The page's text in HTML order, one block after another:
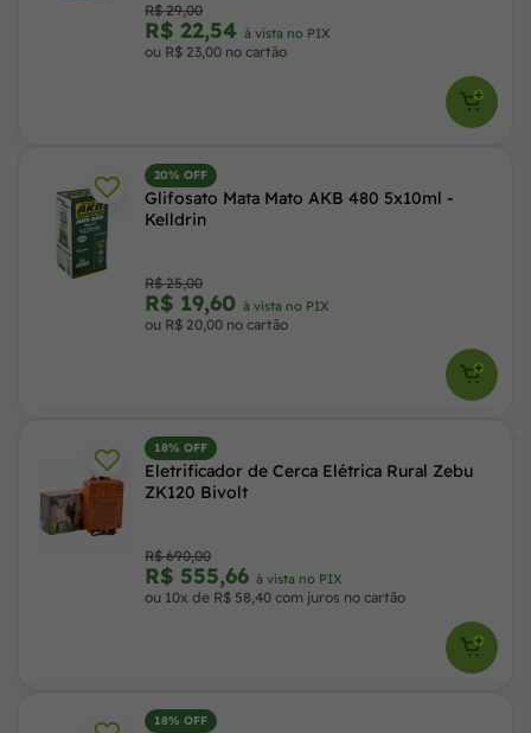
R$ 29,00
R$ 22,54 à vista no PIX
ou R$ 23,00 no cartão
20% OFF
Glifosato Mata Mato AKB 480 5x10ml -
Kelldrin
R$ 25,00
R$ 19,60 à vista no PIX
ou R$ 20,00 no cartão
18% OFF
Eletrificador de Cerca Elétrica Rural Zebu
ZK120 Bivolt
R$ 690,00
R$ 555,66 à vista no PIX
ou 10x de R$ 58,40 com juros no cartão
18% OFF